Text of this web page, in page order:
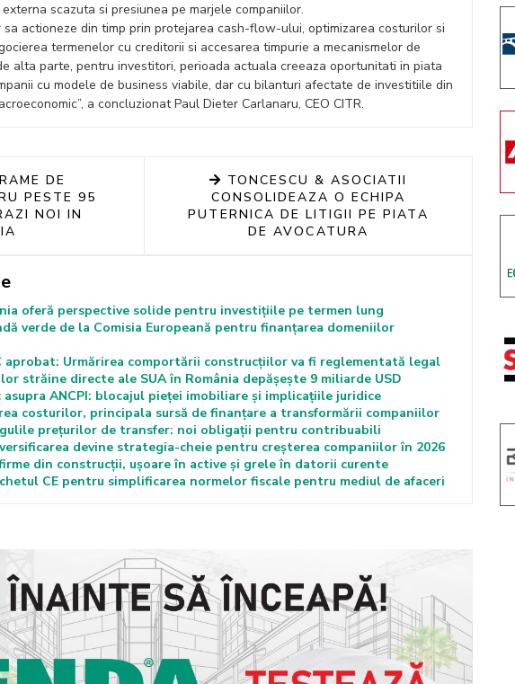
scazuta si presiunea pe marjele companiilor.
sa actioneze din timp prin protejarea cash-flow-ului, optimizarea costurilor si
termenelor cu creditorii si accesarea timpurie a mecanismelor de
alta parte, pentru investitori, perioada actuala creeaza oportunitati in piata
cu modele de business viabile, dar cu bilanturi afectate de investitiile din
a concluzionat Paul Dieter Carlanaru, CEO CITR.
DE
PESTE 95
NOI IN
TONCESCU & ASOCIATII
CONSOLIDEAZA O ECHIPA
PUTERNICA DE LITIGII PE PIATA
DE AVOCATURA
oferă perspective solide pentru investițiile pe termen lung
verde de la Comisia Europeană pentru finanțarea domeniilor
aprobat: Urmărirea comportării construcțiilor va fi reglementată legal
străine directe ale SUA în România depășește 9 miliarde USD
ANCPI: blocajul pieței imobiliare și implicațiile juridice
costurilor, principala sursă de finanțare a transformării companiilor
prețurilor de transfer: noi obligații pentru contribuabili
devine strategia-cheie pentru creșterea companiilor în 2026
firme din construcții, ușoare în active și grele în datorii curente
CE pentru simplificarea normelor fiscale pentru mediul de afaceri